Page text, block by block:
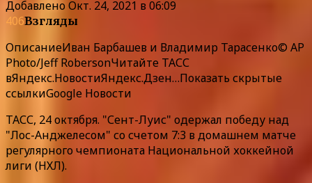
ДобавленоОкт. 24, 2021 в 06:09
406Взгляды
ОписаниеИван Барбашев и Владимир Тарасенко© AP
Photo/Jeff RobersonЧитайте ТАСС
вЯндекс.НовостиЯндекс.Дзен…Показать скрытые
ссылкиGoogle Новости
ТАСС, 24 октября. "Сент-Луис" одержал победу над
"Лос-Анджелесом" со счетом 7:3 в домашнем матче
регулярного чемпионата Национальной хоккейной
лиги (НХЛ).